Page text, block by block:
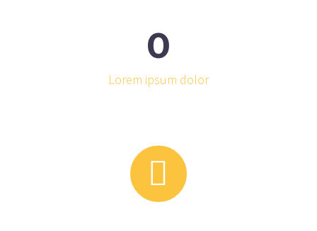
0
Lorem ipsum dolor

